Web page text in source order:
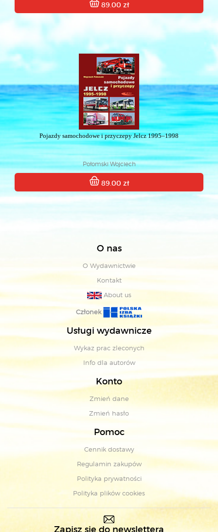
89.00 zł
Pojazdy samochodowe i przyczepy Jelcz 1995–1998
Połomski Wojciech
89.00 zł
O nas
O Wydawnictwie
Kontakt
About us
Członek
Usługi wydawnicze
Wykaz prac zleconych
Info dla autorów
Konto
Zmień dane
Zmień hasło
Pomoc
Cennik dostawy
Regulamin zakupów
Polityka prywatności
Polityka plików cookies
Zapisz się do newslettera